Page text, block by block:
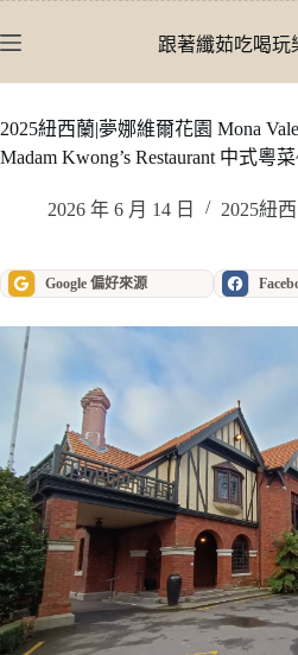
至
內
容
跟著纖茹吃喝玩
2025紐西蘭|夢娜維爾花園 Mona
Madam Kwong’s Restaurant 中式粵
2026 年 6 月 14 日 2025紐
Google 偏好來源